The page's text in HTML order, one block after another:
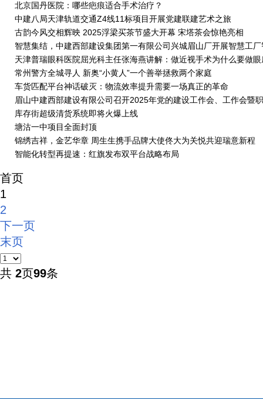
北京国丹医院：哪些疤痕适合手术治疗？
中建八局天津轨道交通Z4线11标项目开展党建联建艺术之旅
古韵今风交相辉映 2025浮梁买茶节盛大开幕 宋塔茶会惊艳亮相
智慧集结，中建西部建设集团第一有限公司兴城眉山厂开展智慧工厂
设备现场实操培训
天津普瑞眼科医院屈光科主任张海燕讲解：做近视手术为什么要做眼
查？
常州警方全城寻人 新奥“小黄人”一个善举拯救两个家庭
车货匹配平台神话破灭：物流效率提升需要一场真正的革命
眉山中建西部建设有限公司召开2025年党的建设工作会、工作会暨
代表大会
库存街超级清货系统即将火爆上线
塘沽一中项目全面封顶
锦绣吉祥，金艺华章 周生生携手品牌大使佟大为关悦共迎瑞意新程
智能化转型再提速：红旗发布双平台战略布局
首页
1
2
下一页
末页
共 2页99条